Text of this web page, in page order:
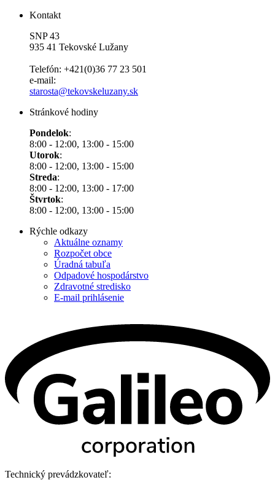
Kontakt
SNP 43
935 41 Tekovské Lužany
Telefón: +421(0)36 77 23 501
e-mail:
starosta@tekovskeluzany.sk
Stránkové hodiny
Pondelok:
8:00 - 12:00, 13:00 - 15:00
Utorok:
8:00 - 12:00, 13:00 - 15:00
Streda:
8:00 - 12:00, 13:00 - 17:00
Štvrtok:
8:00 - 12:00, 13:00 - 15:00
Rýchle odkazy
Aktuálne oznamy
Rozpočet obce
Úradná tabuľa
Odpadové hospodárstvo
Zdravotné stredisko
E-mail prihlásenie
Technický prevádzkovateľ: